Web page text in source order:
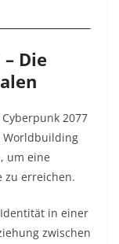
Die
2077
Worldbuilding
um eine
zu erreichen.
in einer
zwischen